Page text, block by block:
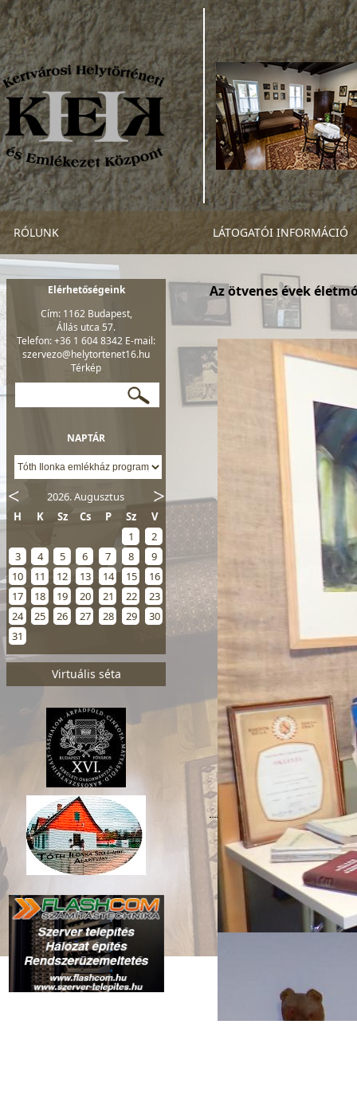
RÓLUNK LÁTOGATÓI INFORMÁCIÓ
Elérhetőségeink
Cím: 1162 Budapest,
Állás utca 57.
Telefon: +36 1 604 8342 E-mail:
szervezo@helytortenet16.hu
Térkép
NAPTÁR
2026. Augusztus
H
K Sz Cs P Sz
V
1
2
3
4 5 6 7 8
9
10
11 12 13 14 15
16
17
18 19 20 21 22
23
24
25 26 27 28 29
30
31
Virtuális séta
Az ötvenes évek